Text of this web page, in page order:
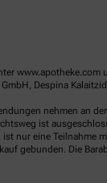
Despina
nehmen an
ist
nur eine Teilnahme
gebunden. Die